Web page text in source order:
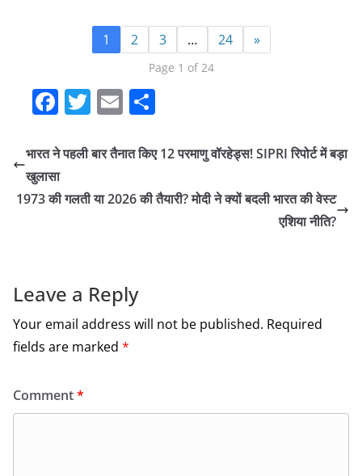
1 2 3 … 24 »
Page 1 of 24
F
c
e
b
k
T
itt
E
ai ar
भारत ने पहली बार तैनात किए 12 परमाणु वॉरहेड्स! SIPRI रिपोर्ट में बड़ा
खुलासा
1973 की गलती या 2026 की तैयारी? मोदी ने क्यों बदली भारत की वेस्ट
एशिया नीति?
Leave a Reply
Your email address will not be published. Required
fields are marked *
Comment*